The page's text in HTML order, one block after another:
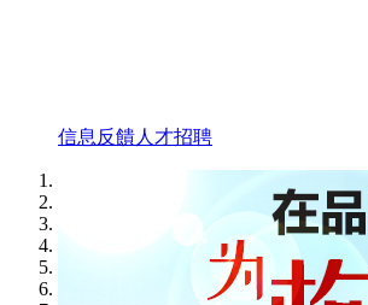
信息反饋人才招聘